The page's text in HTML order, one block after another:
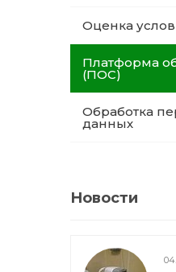
Оценка
Платформа
(ПОС)
Обработка
данных
Новости